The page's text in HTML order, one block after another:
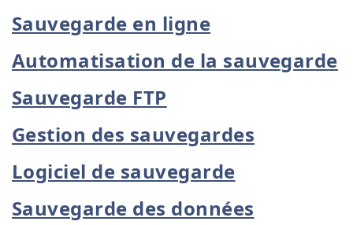
Sauvegarde en ligne
Automatisation de la sauvegarde
Sauvegarde FTP
Gestion des sauvegardes
Logiciel de sauvegarde
Sauvegarde des données